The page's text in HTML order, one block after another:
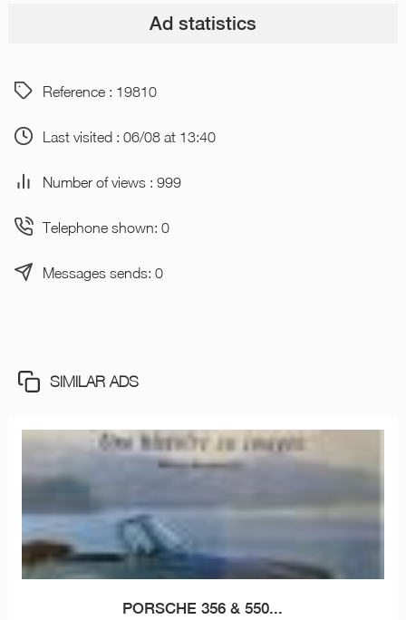
Ad statistics
Reference : 19810
Last visited : 06/08 at 13:40
Number of views : 999
Telephone shown: 0
Messages sends: 0
SIMILAR ADS
PORSCHE 356 & 550...